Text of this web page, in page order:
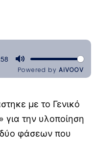
με το Γενικό
για την υλοποίηση
φάσεων που